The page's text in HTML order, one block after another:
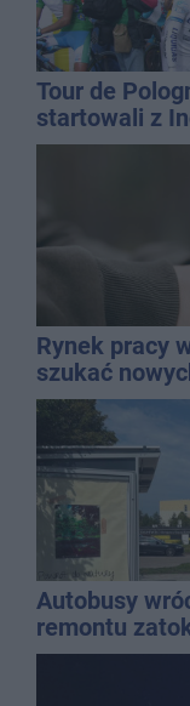
Tour de
startowali z
Rynek pracy
szukać
Autobusy
remontu